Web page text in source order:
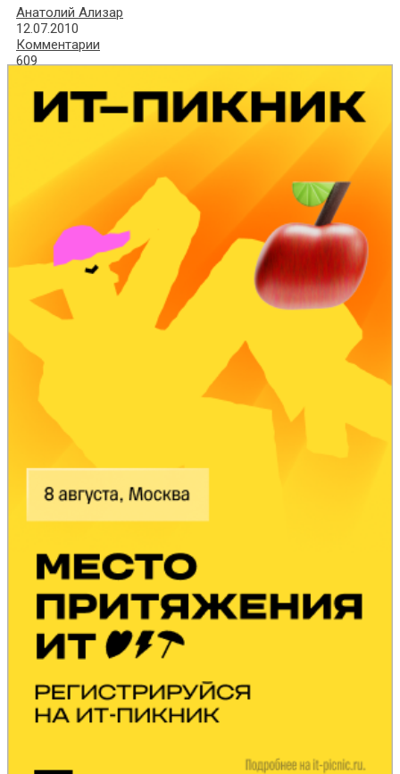
Анатолий Ализар
12.07.2010
Комментарии
609